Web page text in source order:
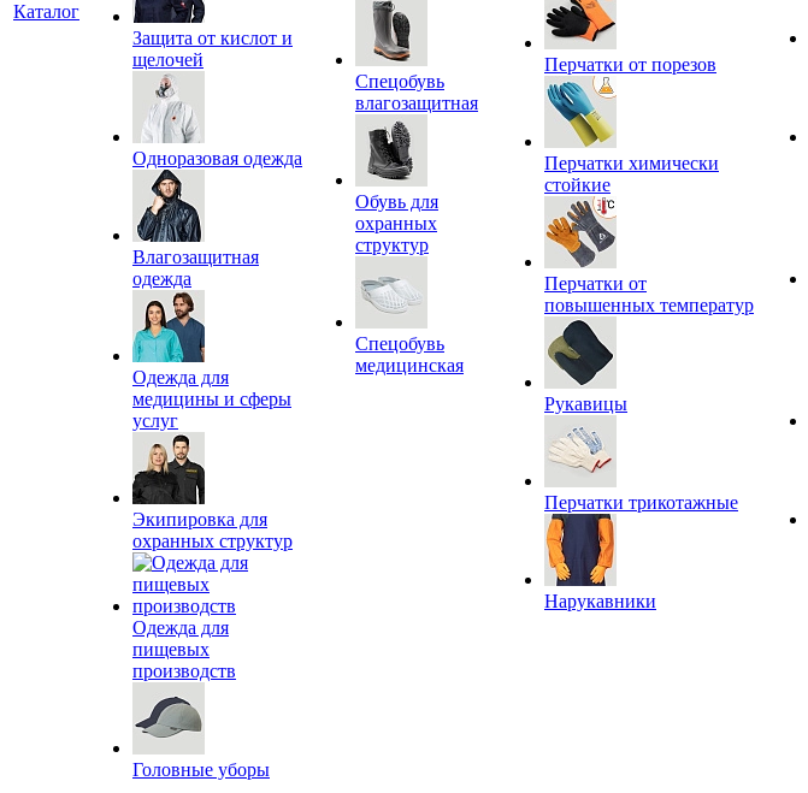
Каталог
Защита от кислот и
щелочей
Одноразовая одежда
Влагозащитная
одежда
Одежда для
медицины и сферы
услуг
Экипировка для
охранных структур
Одежда для
пищевых
производств
Головные уборы
Спецобувь
влагозащитная
Обувь для
охранных
структур
Спецобувь
медицинская
Перчатки от порезов
Перчатки химически
стойкие
Перчатки от
повышенных температур
Рукавицы
Перчатки трикотажные
Нарукавники